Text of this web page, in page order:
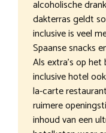
alcoholische
dakterras geldt
inclusive is veel
Spaanse snacks
Als extra’s op
inclusive hotel
la-carte
ruimere
inhoud van een